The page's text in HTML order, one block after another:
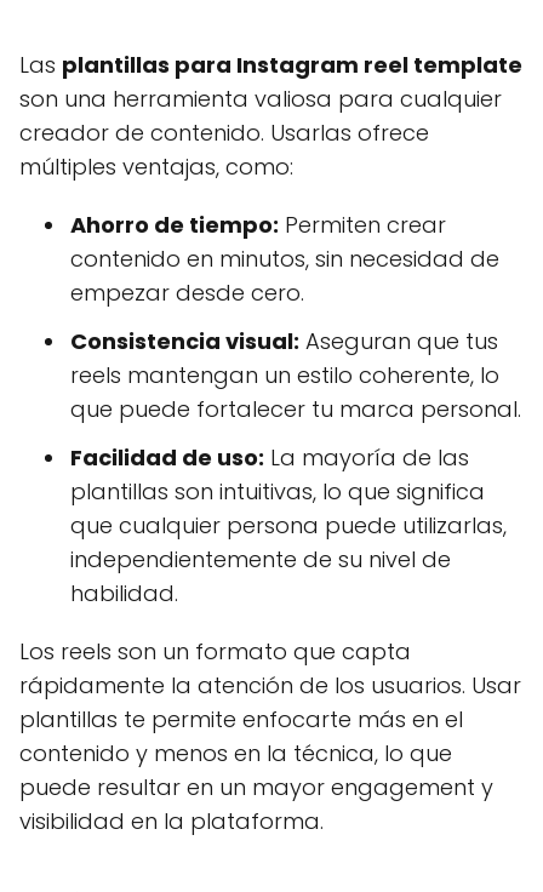
Las plantillas para Instagram reel template
son una herramienta valiosa para cualquier
creador de contenido. Usarlas ofrece
múltiples ventajas, como:
Ahorro de tiempo: Permiten crear
contenido en minutos, sin necesidad de
empezar desde cero.
Consistencia visual: Aseguran que tus
reels mantengan un estilo coherente, lo
que puede fortalecer tu marca personal.
Facilidad de uso: La mayoría de las
plantillas son intuitivas, lo que significa
que cualquier persona puede utilizarlas,
independientemente de su nivel de
habilidad.
Los reels son un formato que capta
rápidamente la atención de los usuarios. Usar
plantillas te permite enfocarte más en el
contenido y menos en la técnica, lo que
puede resultar en un mayor engagement y
visibilidad en la plataforma.